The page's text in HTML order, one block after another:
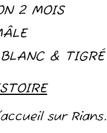
2 MOIS
& TIGRÉ
sur Rians.